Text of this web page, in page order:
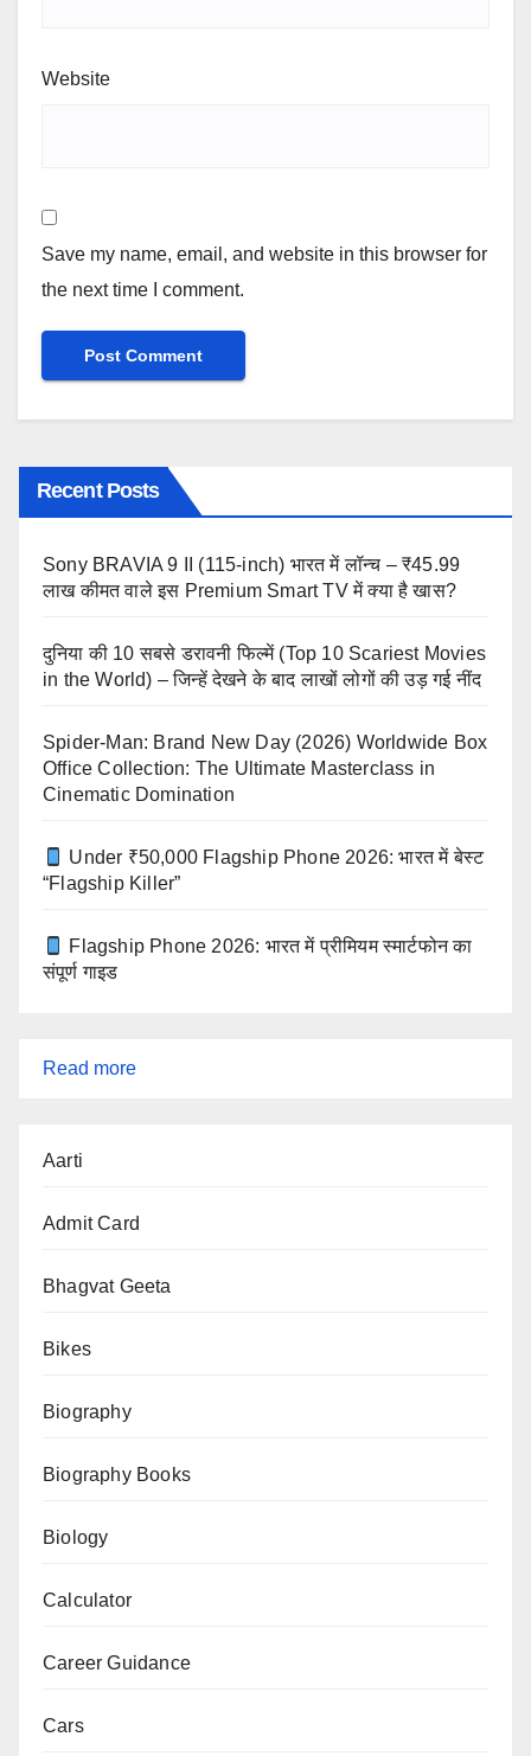
Website
Save my name, email, and website in this browser for
the next time I comment.
Recent Posts
Sony BRAVIA 9 II (115-inch) भारत में लॉन्च – ₹45.99
लाख कीमत वाले इस Premium Smart TV में क्या है खास?
दुनिया की 10 सबसे डरावनी फिल्में (Top 10 Scariest Movies
in the World) – जिन्हें देखने के बाद लाखों लोगों की उड़ गई नींद
Spider-Man: Brand New Day (2026) Worldwide Box
Office Collection: The Ultimate Masterclass in
Cinematic Domination
Under ₹50,000 Flagship Phone 2026: भारत में बेस्ट
“Flagship Killer”
Flagship Phone 2026: भारत में प्रीमियम स्मार्टफोन का
संपूर्ण गाइड
Read more:
Aarti
Admit Card
Bhagvat Geeta
Bikes
Biography
Biography Books
Biology
Calculator
Career Guidance
Cars